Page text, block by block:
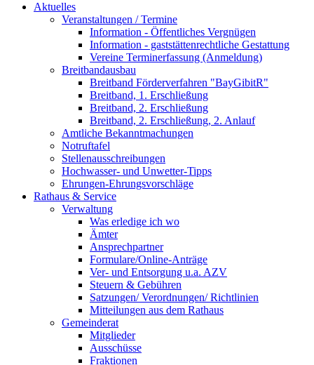
Aktuelles
Veranstaltungen / Termine
Information - Öffentliches Vergnügen
Information - gaststättenrechtliche Gestattung
Vereine Terminerfassung (Anmeldung)
Breitbandausbau
Breitband Förderverfahren "BayGibitR"
Breitband, 1. Erschließung
Breitband, 2. Erschließung
Breitband, 2. Erschließung, 2. Anlauf
Amtliche Bekanntmachungen
Notruftafel
Stellenausschreibungen
Hochwasser- und Unwetter-Tipps
Ehrungen-Ehrungsvorschläge
Rathaus & Service
Verwaltung
Was erledige ich wo
Ämter
Ansprechpartner
Formulare/Online-Anträge
Ver- und Entsorgung u.a. AZV
Steuern & Gebühren
Satzungen/ Verordnungen/ Richtlinien
Mitteilungen aus dem Rathaus
Gemeinderat
Mitglieder
Ausschüsse
Fraktionen